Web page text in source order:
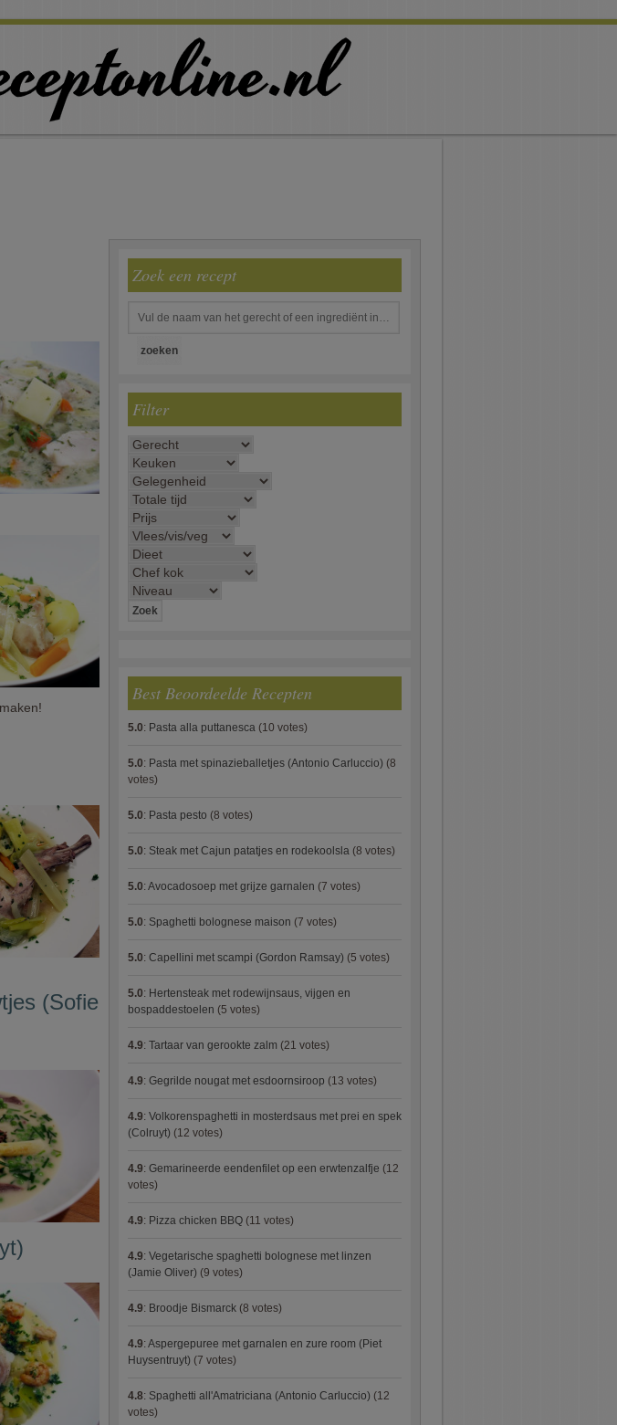
(Sofie
Zoek een recept
Filter
Best Beoordeelde Recepten
5.0: Pasta alla puttanesca (10 votes)
5.0: Pasta met spinazieballetjes (Antonio Carluccio) (8
votes)
5.0: Pasta pesto (8 votes)
5.0: Steak met Cajun patatjes en rodekoolsla (8 votes)
5.0: Avocadosoep met grijze garnalen (7 votes)
5.0: Spaghetti bolognese maison (7 votes)
5.0: Capellini met scampi (Gordon Ramsay) (5 votes)
5.0: Hertensteak met rodewijnsaus, vijgen en
bospaddestoelen (5 votes)
4.9: Tartaar van gerookte zalm (21 votes)
4.9: Gegrilde nougat met esdoornsiroop (13 votes)
4.9: Volkorenspaghetti in mosterdsaus met prei en spek
(Colruyt) (12 votes)
4.9: Gemarineerde eendenfilet op een erwtenzalfje (12
votes)
4.9: Pizza chicken BBQ (11 votes)
4.9: Vegetarische spaghetti bolognese met linzen
(Jamie Oliver) (9 votes)
4.9: Broodje Bismarck (8 votes)
4.9: Aspergepuree met garnalen en zure room (Piet
Huysentruyt) (7 votes)
4.8: Spaghetti all'Amatriciana (Antonio Carluccio) (12
votes)